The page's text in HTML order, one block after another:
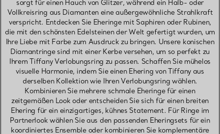
sorgt für einen Hauch von Glitzer, während ein Halb- oder
Vollkreisring aus Diamanten eine außergewöhnliche Strahlkraft
verspricht. Entdecken Sie Eheringe mit Saphiren oder Rubinen,
die mit den schönsten Edelsteinen der Welt gefertigt wurden, um
Ihre Liebe mit Farbe zum Ausdruck zu bringen. Unsere konischen
Diamantringe sind mit einer Kerbe versehen, um so perfekt zu
Ihrem Tiffany Verlobungsring zu passen. Schaffen Sie mühelos
visuelle Harmonie, indem Sie einen Ehering von Tiffany aus
derselben Kollektion wie Ihren Verlobungsring wählen.
Kombinieren Sie mehrere schmale Eheringe für einen
zeitgemäßen Look oder entscheiden Sie sich für einen breiten
Ehering für ein einzigartiges, kühnes Statement. Für Ringe im
Partnerlook wählen Sie aus den passenden Eheringsets für ein
koordiniertes Ensemble oder kombinieren Sie komplementäre